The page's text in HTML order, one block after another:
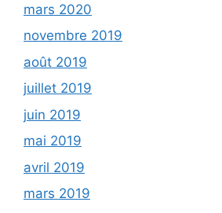
mars 2020
novembre 2019
août 2019
juillet 2019
juin 2019
mai 2019
avril 2019
mars 2019